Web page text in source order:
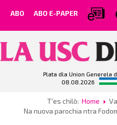
ABO ABO E-PAPER
Plata dla Union Generela
08.08.2026
T'es chilò: Home
Na nuova parochia ntra